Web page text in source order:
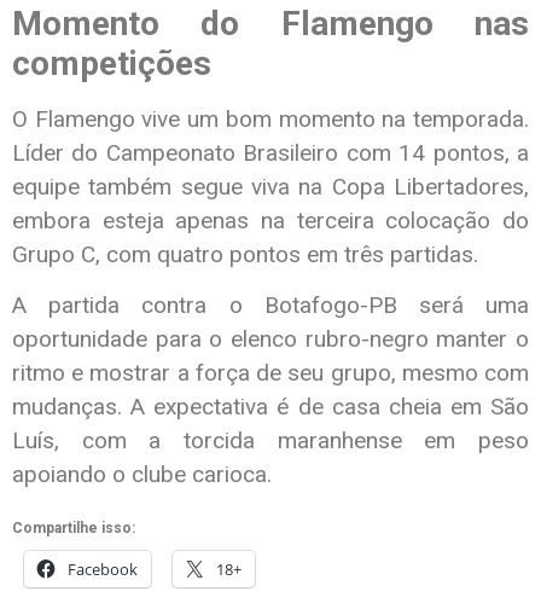
Momento do Flamengo nas
competições
O Flamengo vive um bom momento na temporada.
Líder do Campeonato Brasileiro com 14 pontos, a
equipe também segue viva na Copa Libertadores,
embora esteja apenas na terceira colocação do
Grupo C, com quatro pontos em três partidas.
A partida contra o Botafogo-PB será uma
oportunidade para o elenco rubro-negro manter o
ritmo e mostrar a força de seu grupo, mesmo com
mudanças. A expectativa é de casa cheia em São
Luís, com a torcida maranhense em peso
apoiando o clube carioca.
Compartilhe isso:
Facebook 18+